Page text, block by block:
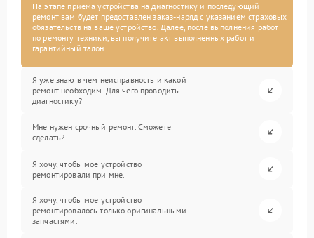
На этапе приема устройства на диагностику и последующий
ремонт вам будет предоставлен заказ-наряд с указанием страховых
обязательств на ваше устройство. Далее, после выполнения работ
по ремонту техники, вы получите акт выполненных работ и
гарантийный талон.
Я уже знаю в чем неисправность и какой
ремонт необходим. Для чего проводить
диагностику?
Мне нужен срочный ремонт. Сможете
сделать?
Я хочу, чтобы мое устройство
ремонтировали при мне.
Я хочу, чтобы мое устройство
ремонтировалось только оригинальными
запчастями.